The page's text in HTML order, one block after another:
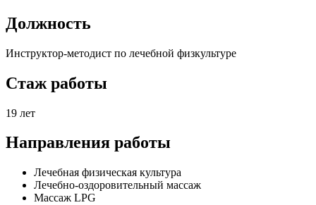
Должность
Инструктор-методист по лечебной физкультуре
Стаж работы
19 лет
Направления работы
Лечебная физическая культура
Лечебно-оздоровительный массаж
Массаж LPG